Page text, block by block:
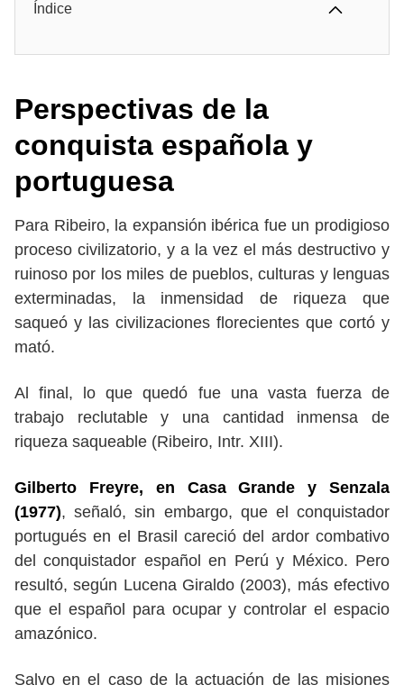
Índice
Perspectivas de la
conquista española y
portuguesa
Para Ribeiro, la expansión ibérica fue un prodigioso
proceso civilizatorio, y a la vez el más destructivo y
ruinoso por los miles de pueblos, culturas y lenguas
exterminadas, la inmensidad de riqueza que
saqueó y las civilizaciones florecientes que cortó y
mató.
Al final, lo que quedó fue una vasta fuerza de
trabajo reclutable y una cantidad inmensa de
riqueza saqueable (Ribeiro, Intr. XIII).
Gilberto Freyre, en Casa Grande y Senzala
(1977), señaló, sin embargo, que el conquistador
portugués en el Brasil careció del ardor combativo
del conquistador español en Perú y México. Pero
resultó, según Lucena Giraldo (2003), más efectivo
que el español para ocupar y controlar el espacio
amazónico.
Salvo en el caso de la actuación de las misiones